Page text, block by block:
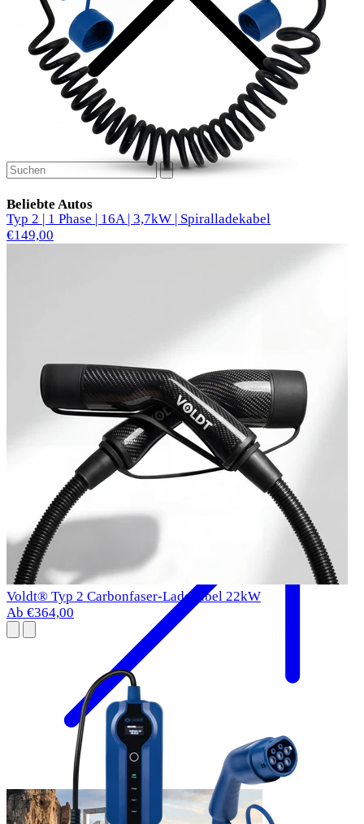
Beliebte Autos
BMW i5 Ladekabel
Typ 2 | 1 Phase | 16A | 3,7kW | Spiralladekabel
€149,00
Voldt® Typ 2 Carbonfaser-Ladekabel 22kW
Ab €364,00